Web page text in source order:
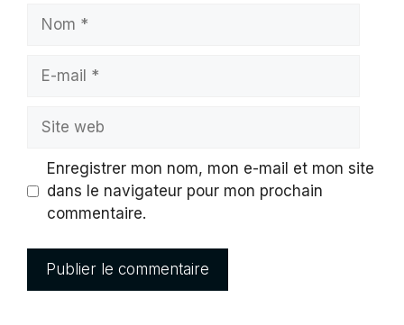
Nom
Site
Enregistrer mon nom, mon e-mail et mon site
dans le navigateur pour mon prochain
commentaire.